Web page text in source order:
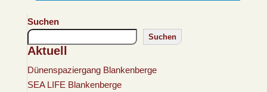
Suchen
Suchen
Aktuell
Dünenspaziergang Blankenberge
SEA LIFE Blankenberge